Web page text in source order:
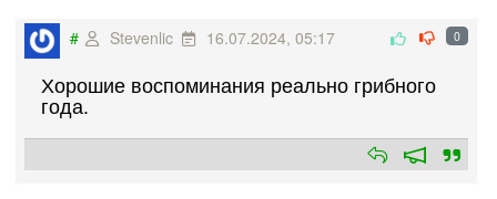
# Stevenlic 16.07.2024, 05:17 0
Хорошие воспоминания реально грибного
года.